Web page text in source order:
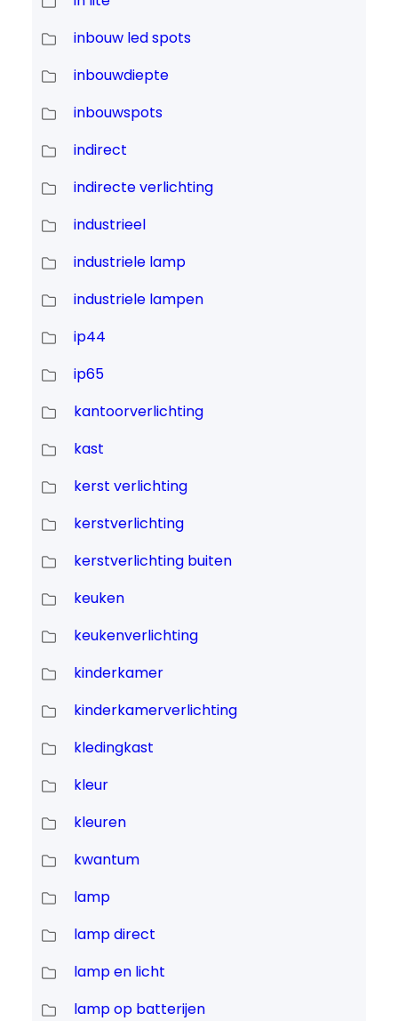
inbouw led spots
inbouwdiepte
inbouwspots
indirect
indirecte verlichting
industrieel
industriele lamp
industriele lampen
ip44
ip65
kantoorverlichting
kast
kerst verlichting
kerstverlichting
kerstverlichting buiten
keuken
keukenverlichting
kinderkamer
kinderkamerverlichting
kledingkast
kleur
kleuren
kwantum
lamp
lamp direct
lamp en licht
lamp op batterijen